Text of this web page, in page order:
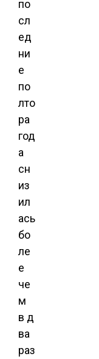
по
сл
ед
ни
е
по
лто
ра
год
а
сн
из
ил
ась
бо
ле
е
че
м
в д
ва
раз